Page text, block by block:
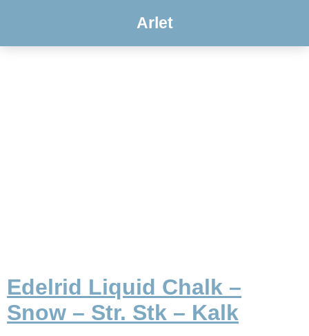
Arlet
Edelrid Liquid Chalk –
Snow – Str. Stk – Kalk